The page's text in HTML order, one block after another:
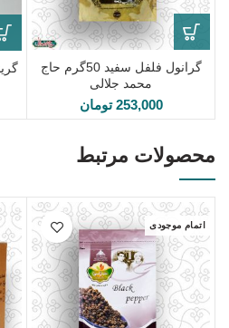
گرانول فلفل سفید 50گرم حاج
محمد جلالی
253,000 تومان
محصولات مرتبط
اتمام موجودی